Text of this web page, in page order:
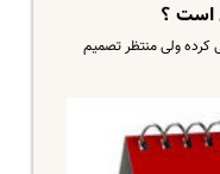
است ؟
کرده ولی منتظر تصمیم